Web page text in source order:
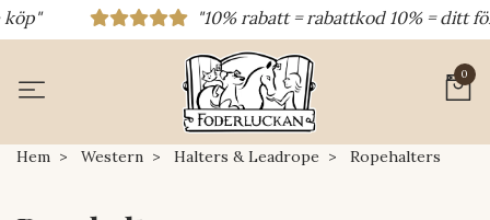
"10% rabatt = rabattkod 10% = ditt första köp 15% rabatt =
0
Hem Western Halters & Leadrope Ropehalters